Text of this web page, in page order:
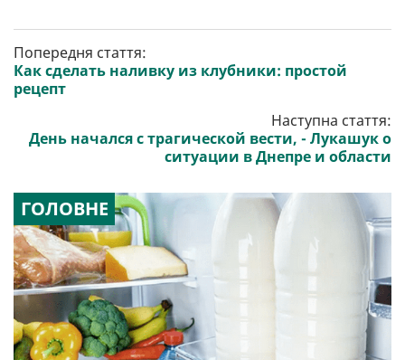
Попередня стаття:
Как сделать наливку из клубники: простой
рецепт
Наступна стаття:
День начался с трагической вести, - Лукашук о
ситуации в Днепре и области
ГОЛОВНЕ